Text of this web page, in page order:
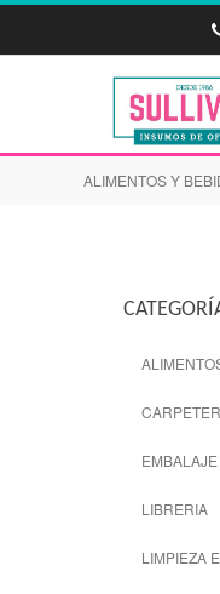
ALIMENTOS Y
EMBALAJE
LIBRERIA
LIMPIEZA